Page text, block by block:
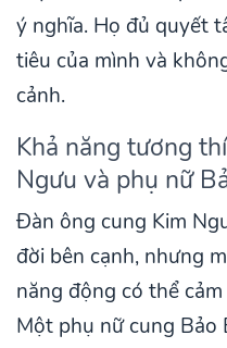
ý nghĩa. Họ đủ quyết
tiêu của mình và
cảnh.
Khả năng tương
Ngưu và phụ nữ
Đàn ông cung Kim
đời bên cạnh, nhưng
năng động có thể
Một phụ nữ cung Bảo